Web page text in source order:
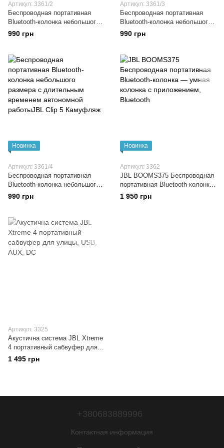
Артикул: 3361/2
Беспроводная портативная
Bluetooth-колонка небольшого
размера с длительным
временем автономной
990 грн
Артикул: 3361/3
Беспроводная портативная
Bluetooth-колонка небольшого
размера с длительным
временем автономной
990 грн
Новинка
Артикул: 3361/4
Беспроводная портативная
Bluetooth-колонка небольшого
размера с длительным
временем автономной
990 грн
Новинка
Артикул: 3362
JBL BOOMS375 Беспроводная
портативная Bluetooth-колонка
— умная колонка с
приложением, Bluetooth
1 950 грн
Артикул: 3325
Акустична система JBL Xtreme
4 портативный сабвуфер для
улицы, USB, AUX, DC
1 495 грн
+380683889996
Контактная информация